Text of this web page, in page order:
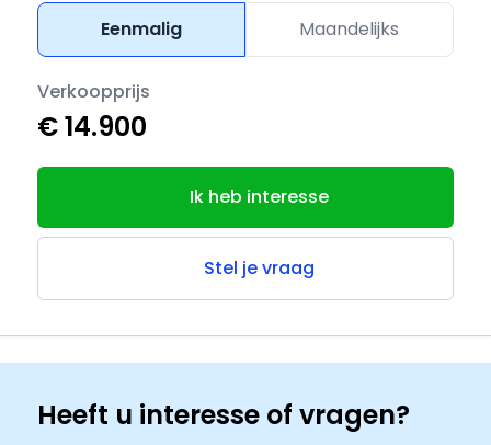
Eenmalig
Maandelijks
Verkoopprijs
€ 14.900
Ik heb interesse
Stel je vraag
Heeft u interesse of vragen?